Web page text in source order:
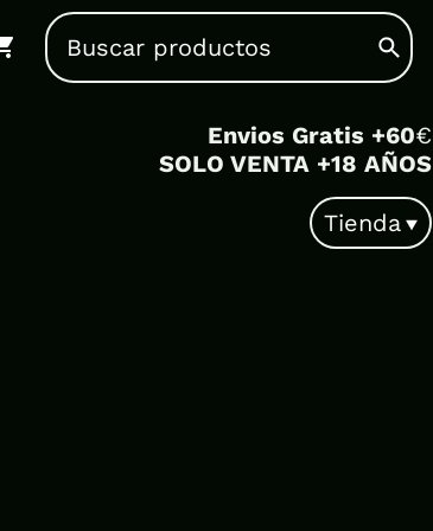
Envios Gratis +60€
SOLO VENTA +18 AÑOS
Tienda